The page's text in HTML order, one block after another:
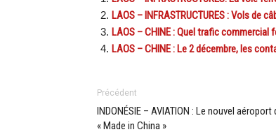
LAOS – INFRASTRUCTURES : Vols de
LAOS – CHINE : Quel trafic commercial
LAOS – CHINE : Le 2 décembre, les
Précédent
INDONÉSIE – AVIATION : Le nouvel aéroport
« Made in China »